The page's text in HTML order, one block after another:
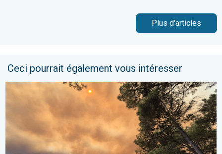
Plus d'articles
Ceci pourrait également vous intéresser
France : incendies monstres et canicule. 116.000 ha